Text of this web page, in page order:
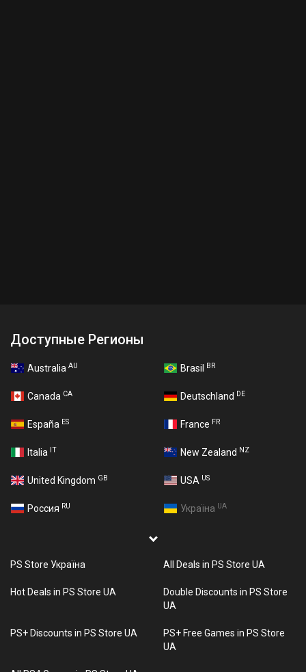
Доступные Регионы
Australia AU Brasil BR
Canada CA Deutschland DE
España ES France FR
Italia IT New Zealand NZ
United Kingdom GB USA US
Россия RU Україна UA
PS Store Україна All Deals in PS Store UA
Hot Deals in PS Store UA
Double Discounts in PS Store
UA
PS+ Discounts in PS Store UA
PS+ Free Games in PS Store
UA